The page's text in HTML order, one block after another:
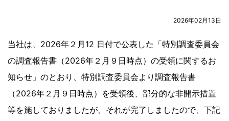
2026年02月13日
当社は、2026年２月12 日付で公表した「特別調査委員会
の調査報告書（2026年２月９日時点）の受領に関するお
知らせ」のとおり、特別調査委員会より調査報告書
（2026年２月９日時点）を受領後、部分的な非開示措置
等を施しておりましたが、それが完了しましたので、下記